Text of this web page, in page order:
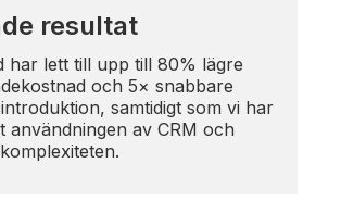
resultat
har lett till upp till 80% lägre
och 5× snabbare
samtidigt som vi har
användningen av CRM och